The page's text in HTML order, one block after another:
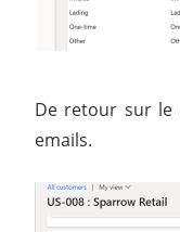
De retour sur le
emails.